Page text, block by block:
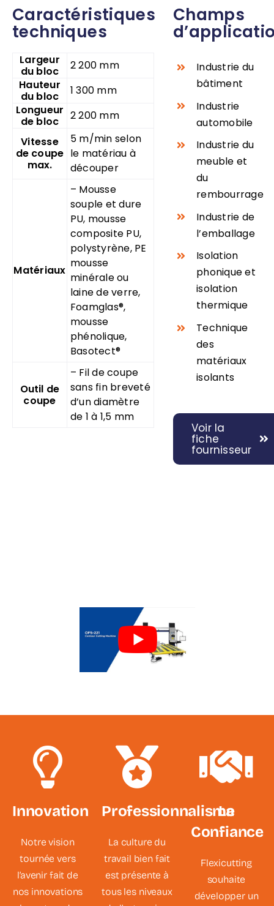
Caractéristiques
techniques
Largeur
du bloc
2 200 mm
Hauteur
du bloc
1 300 mm
Longueur
de bloc
2 200 mm
Vitesse
de coupe
max.
5 m/min selon
le matériau à
découper
Matériaux
– Mousse
souple et dure
PU, mousse
composite PU,
polystyrène, PE
mousse
minérale ou
laine de verre,
Foamglas®,
mousse
phénolique,
Basotect®
Outil de
coupe
– Fil de coupe
sans fin breveté
d’un diamètre
de 1 à 1,5 mm
Champs
Industrie du
bâtiment
Industrie
automobile
Industrie du
meuble et
du
rembourrage
Industrie de
l’emballage
Isolation
phonique et
isolation
thermique
Technique
des
matériaux
isolants
Voir la
fiche
fournisseur
Innovation
Notre vision
tournée vers
l’avenir fait de
nos innovations
Professionnalisme
La culture du
travail bien fait
est présente à
tous les niveaux
La
Confiance
Flexicutting
souhaite
développer un